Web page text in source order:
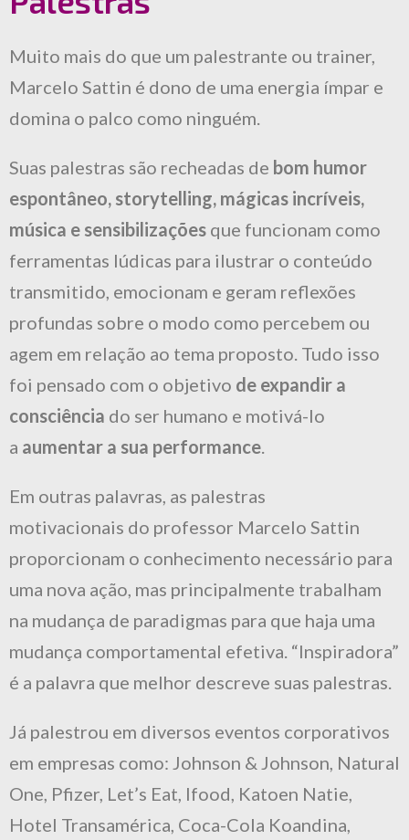
Muito mais do que um palestrante ou trainer,
Marcelo Sattin é dono de uma energia ímpar e
domina o palco como ninguém.
Suas palestras são recheadas de bom humor
espontâneo, storytelling, mágicas incríveis,
música e sensibilizações que funcionam como
ferramentas lúdicas para ilustrar o conteúdo
transmitido, emocionam e geram reflexões
profundas sobre o modo como percebem ou
agem em relação ao tema proposto. Tudo isso
foi pensado com o objetivo de expandir a
consciência do ser humano e motivá-lo
a aumentar a sua performance.
Em outras palavras, as palestras
motivacionais do professor Marcelo Sattin
proporcionam o conhecimento necessário para
uma nova ação, mas principalmente trabalham
na mudança de paradigmas para que haja uma
mudança comportamental efetiva. “Inspiradora”
é a palavra que melhor descreve suas palestras.
Já palestrou em diversos eventos corporativos
em empresas como: Johnson & Johnson, Natural
One, Pfizer, Let’s Eat, Ifood, Katoen Natie,
Hotel Transamérica, Coca-Cola Koandina,